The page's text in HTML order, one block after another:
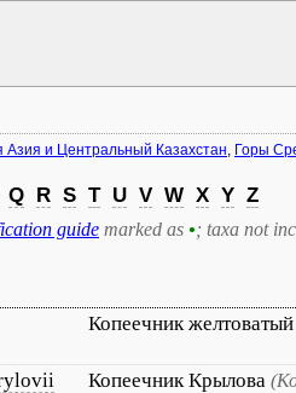
Азия и Центральный Казахстан, Горы
Q R S T U V W X Y Z
guide marked as •; taxa not
Копеечник желтоватый
Копеечник Крылова